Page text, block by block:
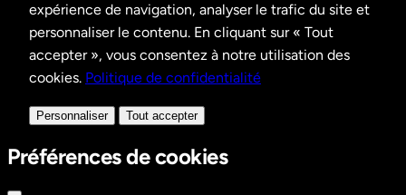
expérience de navigation, analyser le trafic du site et
personnaliser le contenu. En cliquant sur « Tout
accepter », vous consentez à notre utilisation des
cookies. Politique de confidentialité
Personnaliser Tout accepter
Préférences de cookies